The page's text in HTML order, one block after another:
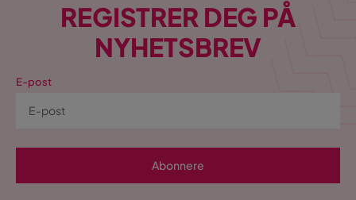
REGISTRER DEG PÅ
NYHETSBREV
E-post
Abonnere